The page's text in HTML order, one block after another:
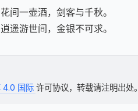
花间一壶酒，剑客与千秋。
逍遥游世间，金银不可求。
4.0 国际 许可协议，转载请注明出处。